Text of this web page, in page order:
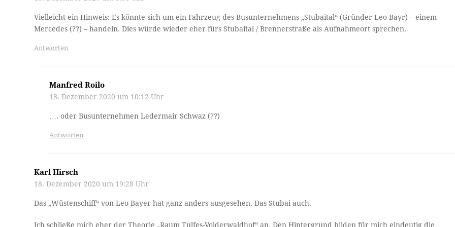
Vielleicht ein Hinweis: Es könnte sich um ein Fahrzeug des Busunternehmens „Stubaital“ (Gründer Leo Bayr) – einem
Mercedes (??) – handeln. Dies würde wieder eher fürs Stubaital / Brennerstraße als Aufnahmeort sprechen.
Antworten
Manfred Roilo
18. Dezember 2020 um 10:12 Uhr
…. oder Busunternehmen Ledermair Schwaz (??)
Antworten
Karl Hirsch
18. Dezember 2020 um 19:28 Uhr
Das „Wüstenschiff“ von Leo Bayer hat ganz anders ausgesehen. Das Stubai auch.
Ich schließe mich eher der Theorie „Raum Tulfes-Volderwaldhof“ an. Den Hintergrund bilden für mich eindeutig die